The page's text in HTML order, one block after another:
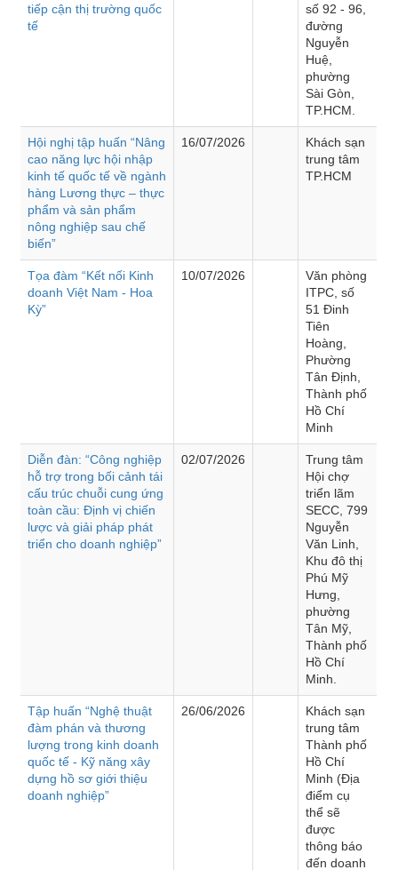
tiếp cận thị trường quốc
tế
số 92 - 96,
đường
Nguyễn
Huệ,
phường
Sài Gòn,
TP.HCM.
Hội nghị tập huấn “Nâng
cao năng lực hội nhập
kinh tế quốc tế về ngành
hàng Lương thực – thực
phẩm và sản phẩm
nông nghiệp sau chế
biến”
16/07/2026
Khách sạn
trung tâm
TP.HCM
Tọa đàm “Kết nối Kinh
doanh Việt Nam - Hoa
Kỳ”
10/07/2026
Văn phòng
ITPC, số
51 Đinh
Tiên
Hoàng,
Phường
Tân Định,
Thành phố
Hồ Chí
Minh
Diễn đàn: “Công nghiệp
hỗ trợ trong bối cảnh tái
cấu trúc chuỗi cung ứng
toàn cầu: Định vị chiến
lược và giải pháp phát
triển cho doanh nghiệp”
02/07/2026
Trung tâm
Hội chợ
triển lãm
SECC, 799
Nguyễn
Văn Linh,
Khu đô thị
Phú Mỹ
Hưng,
phường
Tân Mỹ,
Thành phố
Hồ Chí
Minh.
Tập huấn “Nghệ thuật
đàm phán và thương
lượng trong kinh doanh
quốc tế - Kỹ năng xây
dựng hồ sơ giới thiệu
doanh nghiệp”
26/06/2026
Khách sạn
trung tâm
Thành phố
Hồ Chí
Minh (Địa
điểm cụ
thể sẽ
được
thông báo
đến doanh